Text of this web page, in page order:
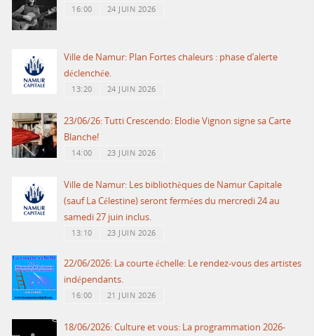
16:00 24 JUIN 2026
Ville de Namur: Plan Fortes chaleurs : phase d’alerte
déclenchée.
13:20 24 JUIN 2026
23/06/26: Tutti Crescendo: Elodie Vignon signe sa Carte
Blanche!
14:00 23 JUIN 2026
Ville de Namur: Les bibliothèques de Namur Capitale
(sauf La Célestine) seront fermées du mercredi 24 au
samedi 27 juin inclus.
13:10 23 JUIN 2026
22/06/2026: La courte échelle: Le rendez-vous des artistes
indépendants.
16:00 21 JUIN 2026
18/06/2026: Culture et vous: La programmation 2026-